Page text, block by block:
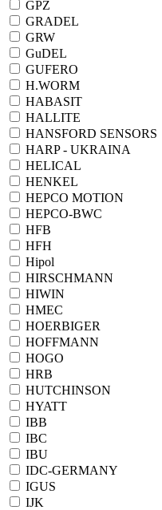
GPZ
GRADEL
GRW
GuDEL
GUFERO
H.WORM
HABASIT
HALLITE
HANSFORD SENSORS
HARP - UKRAINA
HELICAL
HENKEL
HEPCO MOTION
HEPCO-BWC
HFB
HFH
Hipol
HIRSCHMANN
HIWIN
HMEC
HOERBIGER
HOFFMANN
HOGO
HRB
HUTCHINSON
HYATT
IBB
IBC
IBU
IDC-GERMANY
IGUS
IJK